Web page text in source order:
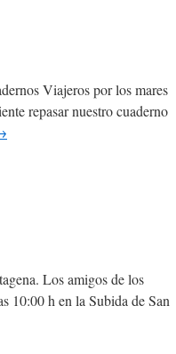
Viajeros por los mares
repasar nuestro cuaderno
Los amigos de los
10:00 h en la Subida de San